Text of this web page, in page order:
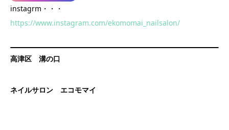
instagrm・・・
https://www.instagram.com/ekomomai_nailsalon/
高津区 溝の口
ネイルサロン エコモマイ